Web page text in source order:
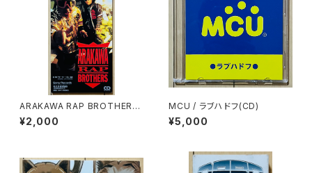
ARAKAWA RAP BROTHERS
/ アナーキー・イン・AK
¥2,000
MCU / ラブハドフ(CD)
¥5,000